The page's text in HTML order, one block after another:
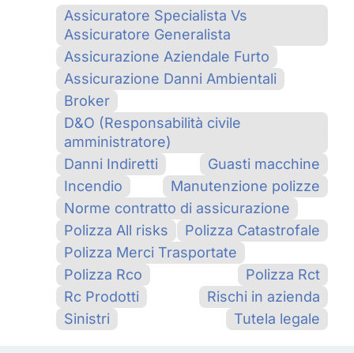
Assicuratore Specialista Vs
Assicuratore Generalista
Assicurazione Aziendale Furto
Assicurazione Danni Ambientali
Broker
D&O (Responsabilità civile
amministratore)
Danni Indiretti
Guasti macchine
Incendio
Manutenzione polizze
Norme contratto di assicurazione
Polizza All risks
Polizza Catastrofale
Polizza Merci Trasportate
Polizza Rco
Polizza Rct
Rc Prodotti
Rischi in azienda
Sinistri
Tutela legale